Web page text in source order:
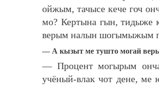
ойжым, тачысе кече гоч
мо? Кертына гын, тидыже
верым налын шогымыжым
— А кызыт ме тушто могай
— Процент могырым
учёный-влак чот дене,